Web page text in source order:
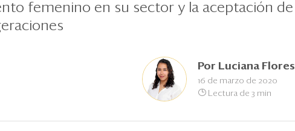
femenino en su sector y la aceptación de
Por Luciana Flores
16 de marzo de 2020
Lectura de 3 min